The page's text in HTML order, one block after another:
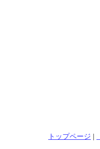
トップページ |